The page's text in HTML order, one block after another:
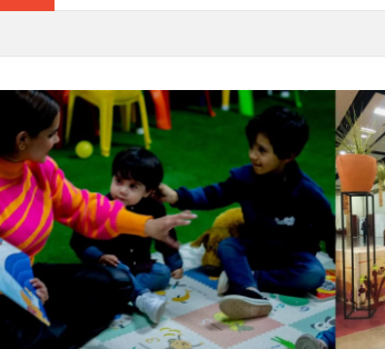
papel Parral edición Carlos Montemayor #35
partida, Teatro Bárbaro rinde homenaje a Víctor
en “Convocatoria UACH-SPAUACH 2026”
convocatoria “Chihuahua Deja Huella”
la escena cinematográfica del norte con la
y la capital